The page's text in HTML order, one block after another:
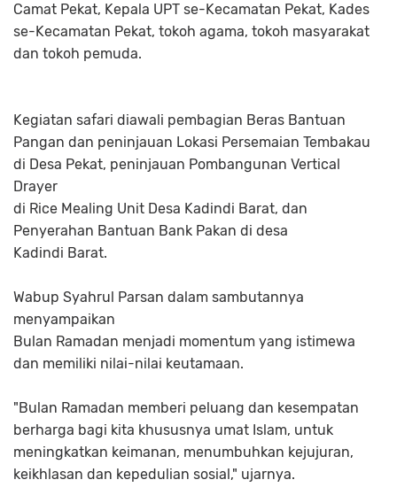
Camat Pekat, Kepala UPT se-Kecamatan Pekat, Kades
se-Kecamatan Pekat, tokoh agama, tokoh masyarakat
dan tokoh pemuda.
Kegiatan safari diawali pembagian Beras Bantuan
Pangan dan peninjauan Lokasi Persemaian Tembakau
di Desa Pekat, peninjauan Pombangunan Vertical
Drayer
di Rice Mealing Unit Desa Kadindi Barat, dan
Penyerahan Bantuan Bank Pakan di desa
Kadindi Barat.
Wabup Syahrul Parsan dalam sambutannya
menyampaikan
Bulan Ramadan menjadi momentum yang istimewa
dan memiliki nilai-nilai keutamaan.
"Bulan Ramadan memberi peluang dan kesempatan
berharga bagi kita khususnya umat Islam, untuk
meningkatkan keimanan, menumbuhkan kejujuran,
keikhlasan dan kepedulian sosial," ujarnya.